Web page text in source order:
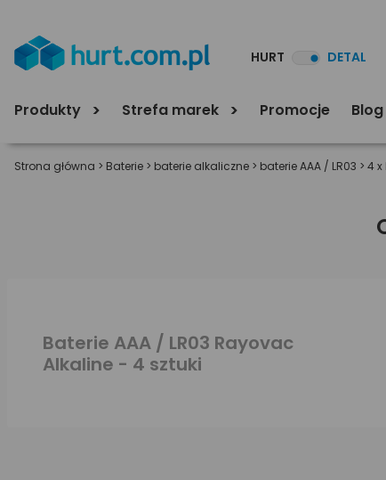
HURT DETAL
Produkty Strefa marek Promocje Blog
Strona główna > Baterie > baterie alkaliczne > baterie AAA / LR03 > 4 x
Baterie AAA / LR03 Rayovac
Alkaline - 4 sztuki